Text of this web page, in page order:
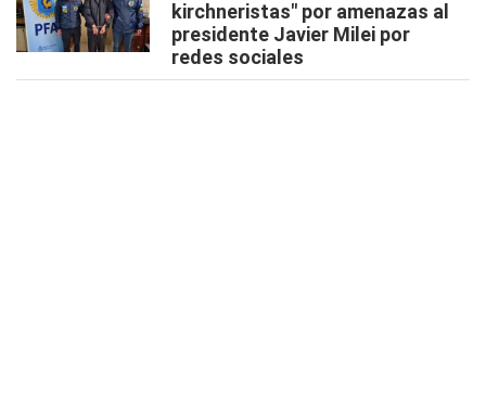
kirchneristas" por amenazas al
presidente Javier Milei por
redes sociales